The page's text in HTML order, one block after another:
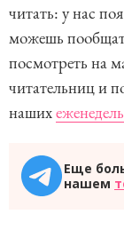
читать: у нас
можешь
посмотреть на
читательниц и
наших
Еще
нашем